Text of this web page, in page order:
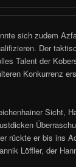
sich zudem
Der
Talent der
Konkurrenz
Sicht,
rückte er bis ins
Löffler, der